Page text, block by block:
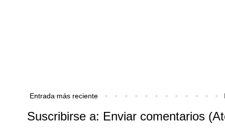
Entrada más reciente
Suscribirse a: Enviar comentarios